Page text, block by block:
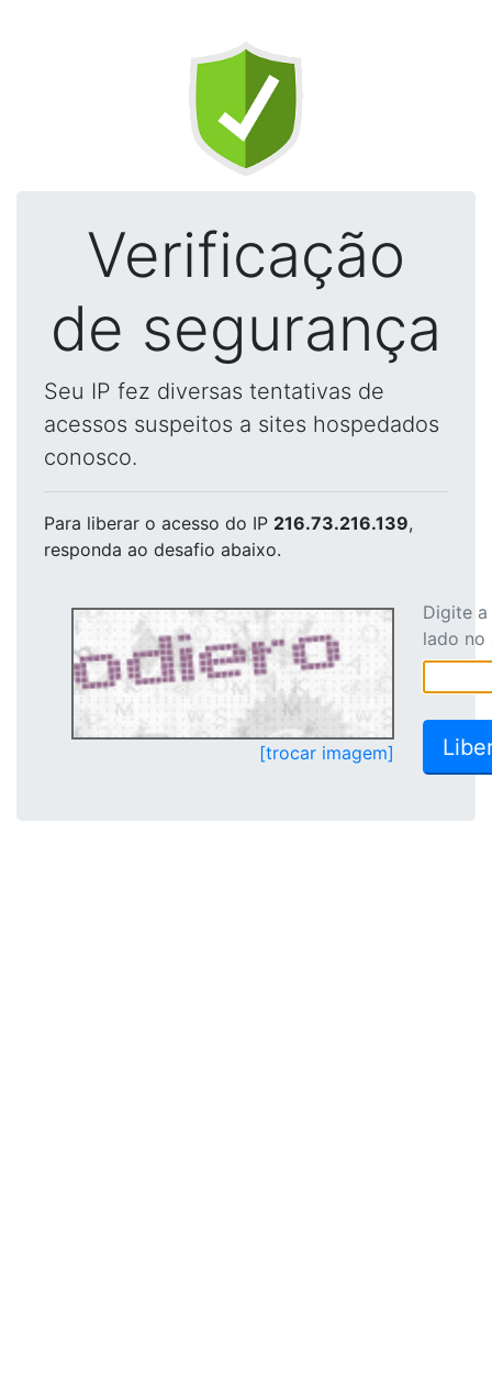
Verificação
de segurança
Seu IP fez diversas tentativas de
acessos suspeitos a sites hospedados
conosco.
Para liberar o acesso do IP 216.73.216.139,
responda ao desafio abaixo.
[trocar imagem]
Digite
lado no